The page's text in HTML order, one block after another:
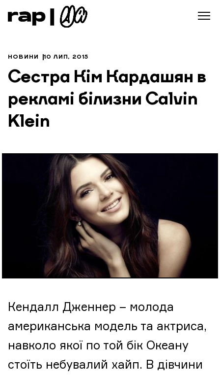
НОВИНИ 10 ЛИП, 2015
Сестра Кім Кардашян в
рекламі білизни Calvin
Klein
Кендалл Дженнер – молода
американська модель та актриса,
навколо якої по той бік Океану
стоїть небувалий хайп. В дівчини